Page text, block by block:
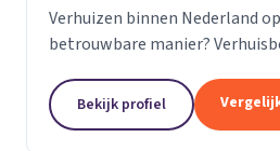
Verhuizen binnen Nederland
betrouwbare manier?
worden naar de nieuwe locatie.
u...
Bekijk profiel